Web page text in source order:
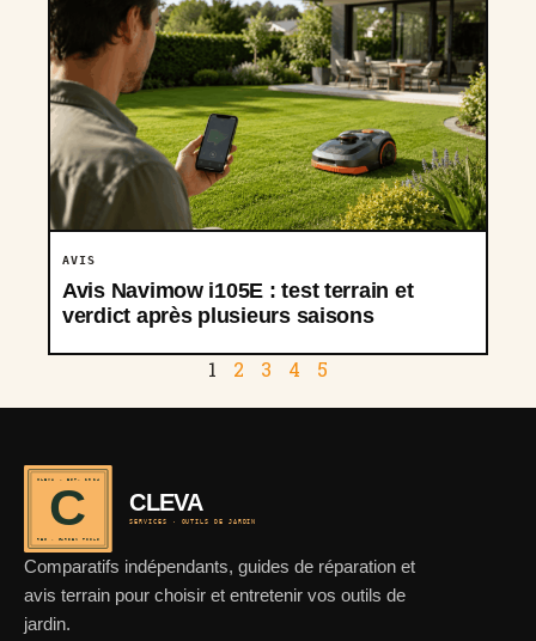
AVIS
Avis Navimow i105E : test terrain et
verdict après plusieurs saisons
1 2 3 4 5
C
CLEVA · EST. 2024
REF · GARDEN TOOLS
CLEVA
SERVICES · OUTILS DE JARDIN
Comparatifs indépendants, guides de réparation et
avis terrain pour choisir et entretenir vos outils de
jardin.